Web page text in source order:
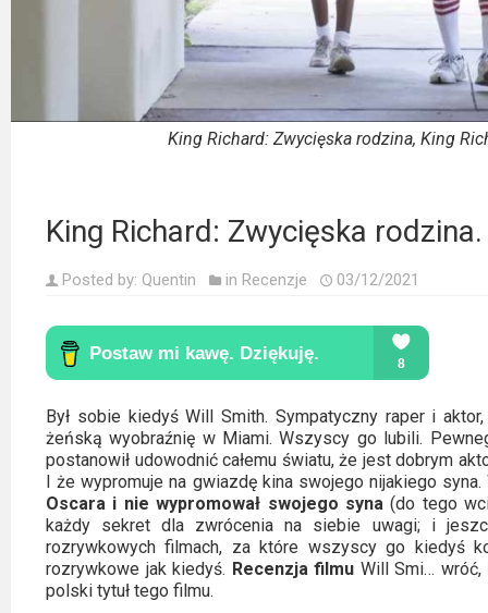
Korea
oparte
na
Thrillery
Streaming
Amazon
Prime
Video
Apple
TV
King Richard: Zwycięska rodzina, King
King Richard: Zwycięska
Posted by: Quentin in Recenzje 03/12/2021
Był sobie kiedyś Will Smith. Sympatyczny raper i
żeńską wyobraźnię w Miami. Wszyscy go lubili.
postanowił udowodnić całemu światu, że jest dobrym
I że wypromuje na gwiazdę kina swojego nijakiego
Oscara i nie wypromował swojego syna(do tego
każdy sekret dla zwrócenia na siebie uwagi; i
rozrywkowych filmach, za które wszyscy go kiedyś
rozrywkowe jak kiedyś. Recenzja filmu Will Smi… wróć,
polski tytuł tego filmu.